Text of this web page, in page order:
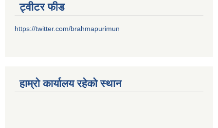
ट्वीटर फीड
https://twitter.com/brahmapurimun
हाम्राे कार्यालय रहेकाे स्थान